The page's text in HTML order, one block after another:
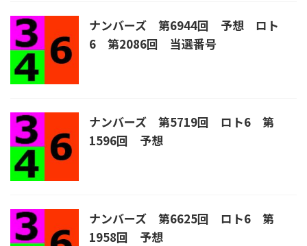
ナンバーズ 第6944回 予想 ロト
6 第2086回 当選番号
ナンバーズ 第5719回 ロト6 第
1596回 予想
ナンバーズ 第6625回 ロト6 第
1958回 予想